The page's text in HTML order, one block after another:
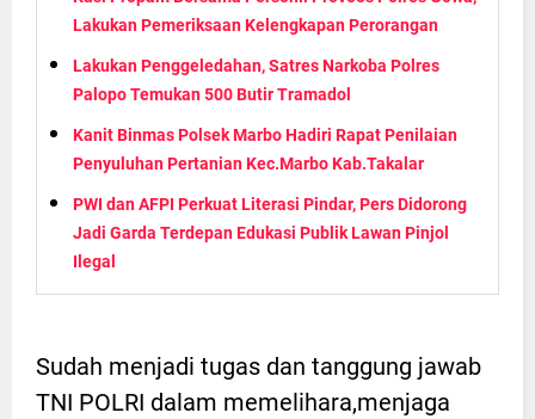
Lakukan Pemeriksaan Kelengkapan Perorangan
Lakukan Penggeledahan, Satres Narkoba Polres
Palopo Temukan 500 Butir Tramadol
Kanit Binmas Polsek Marbo Hadiri Rapat Penilaian
Penyuluhan Pertanian Kec.Marbo Kab.Takalar
PWI dan AFPI Perkuat Literasi Pindar, Pers Didorong
Jadi Garda Terdepan Edukasi Publik Lawan Pinjol
Ilegal
Sudah menjadi tugas dan tanggung jawab
TNI POLRI dalam memelihara,menjaga